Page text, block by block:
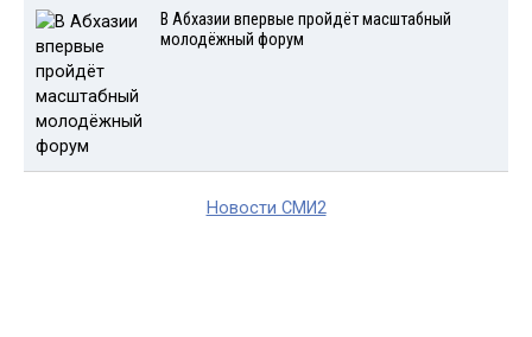
В Абхазии впервые пройдёт масштабный
молодёжный форум
Новости СМИ2